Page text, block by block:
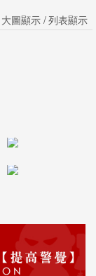
大圖顯示 /列表顯示